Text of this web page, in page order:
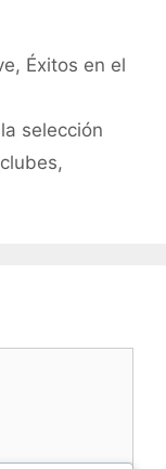
Éxitos en el
selección